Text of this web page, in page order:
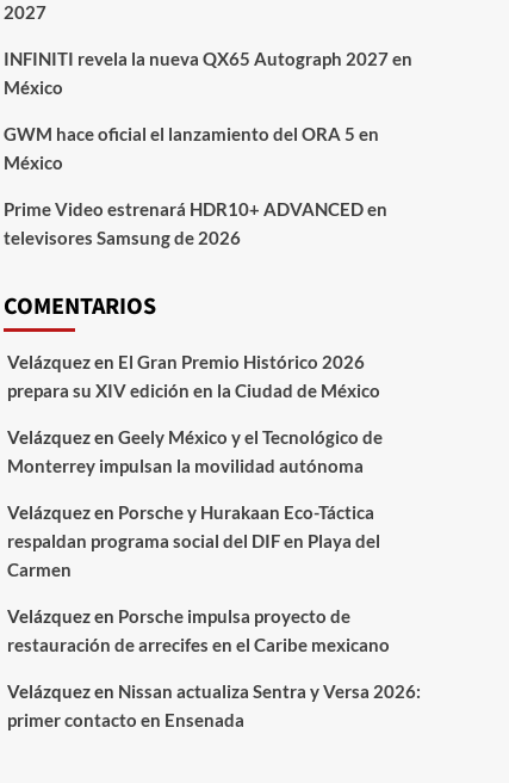
2027
INFINITI revela la nueva QX65 Autograph 2027 en
México
GWM hace oficial el lanzamiento del ORA 5 en
México
Prime Video estrenará HDR10+ ADVANCED en
televisores Samsung de 2026
COMENTARIOS
Velázquezen El Gran Premio Histórico 2026
prepara su XIV edición en la Ciudad de México
Velázquezen Geely México y el Tecnológico de
Monterrey impulsan la movilidad autónoma
Velázquezen Porsche y Hurakaan Eco-Táctica
respaldan programa social del DIF en Playa del
Carmen
Velázquezen Porsche impulsa proyecto de
restauración de arrecifes en el Caribe mexicano
Velázquezen Nissan actualiza Sentra y Versa 2026:
primer contacto en Ensenada